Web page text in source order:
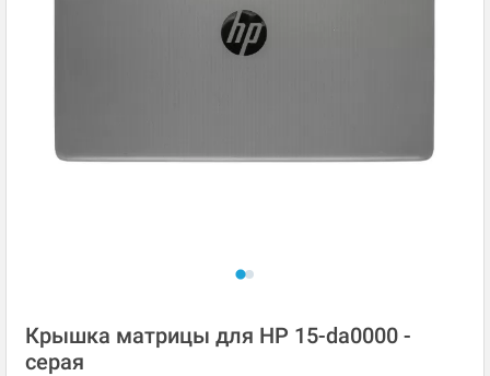
Крышка матрицы для HP 15-da0000 -
серая